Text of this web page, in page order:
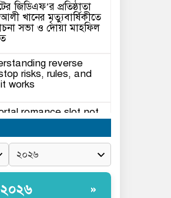
জিডিএফ’র প্রতিষ্ঠাতা
খানের মৃত্যুবার্ষিকীতে
সভা ও দোয়া মাহফিল
reverse
risks, rules, and
works
romance slot not
Insights for
ইসিএভুক্ত
সেভ মেশিন দিয়ে পাথর-
অভিযোগ
»